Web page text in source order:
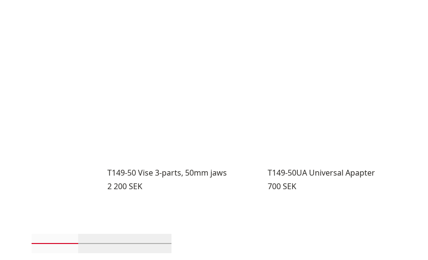
T149-50 Vise 3-parts, 50mm jaws
Pris:
2 200 SEK
T149-50UA Universal Apapter
Pris:
700 SEK